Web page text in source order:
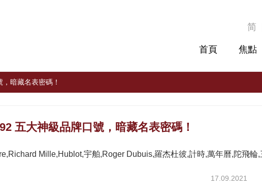
简
首頁 焦點
暗藏名表密碼！
五大神級品牌口號，暗藏名表密碼！
Mille,Hublot,宇舶,Roger Dubuis,羅杰杜彼,計時,萬年曆,陀飛輪,
17.09.2021